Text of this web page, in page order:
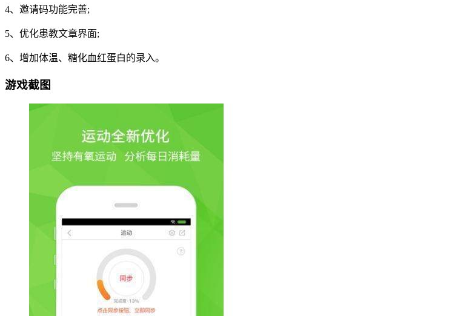
4、邀请码功能完善;
5、优化患教文章界面;
6、增加体温、糖化血红蛋白的录入。
游戏截图